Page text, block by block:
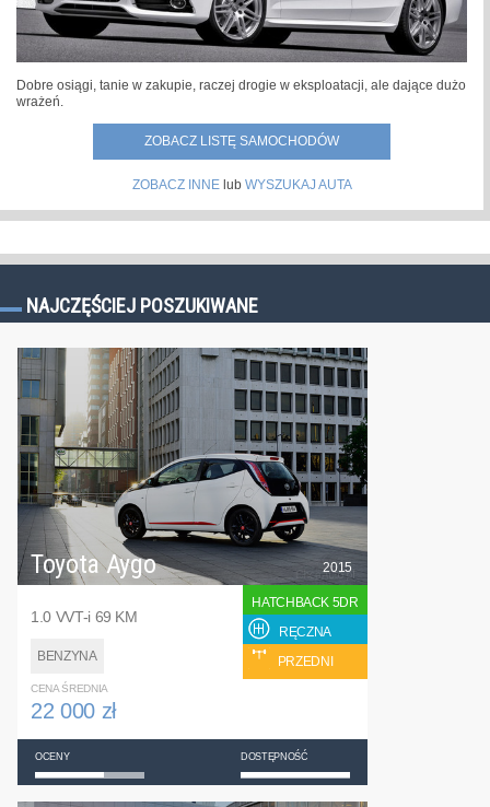
Dobre osiągi, tanie w zakupie, raczej drogie w eksploatacji, ale dające dużo
wrażeń.
ZOBACZ LISTĘ SAMOCHODÓW
ZOBACZ INNElub WYSZUKAJ AUTA
NAJCZĘŚCIEJ POSZUKIWANE
Toyota Aygo
1.0 VVT-i 69 KM
BENZYNA
2015
HATCHBACK 5DR
RĘCZNA
PRZEDNI
CENA ŚREDNIA
22 000 zł
OCENY DOSTĘPNOŚĆ